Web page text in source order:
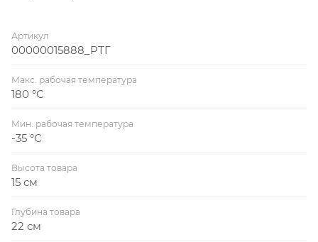
Артикул
00000015888_РТГ
Макс. рабочая температура
180 °С
Мин. рабочая температура
-35 °С
Высота товара
15 см
Глубина товара
22 см